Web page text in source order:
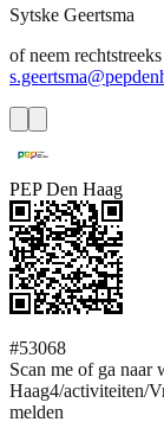
Sytske Geertsma
of neem
PEP Den Haag
#53068
Scan me of ga naar
Haag4/activiteiten/
melden